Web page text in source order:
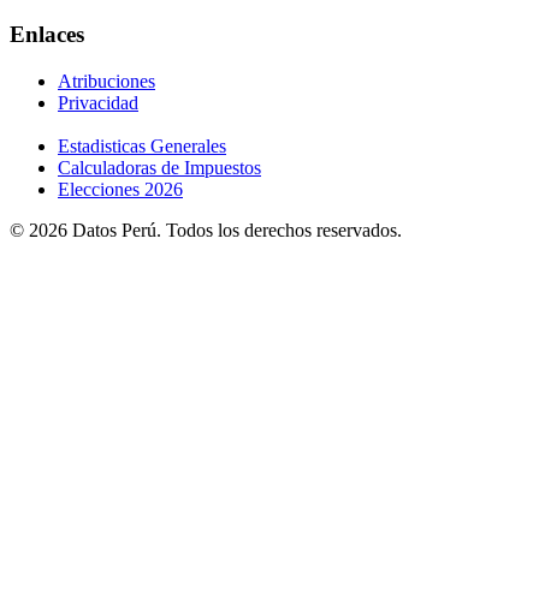
Enlaces
Atribuciones
Privacidad
Estadisticas Generales
Calculadoras de Impuestos
Elecciones 2026
© 2026 Datos Perú. Todos los derechos reservados.